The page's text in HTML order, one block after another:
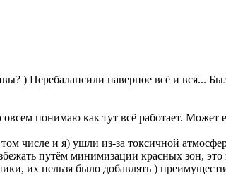
) Перебалансили наверное всё и вся...
понимаю как тут всё работает.
числе и я) ушли из-за токсичной
путём минимизации красных зон,
их нельзя было добавлять )